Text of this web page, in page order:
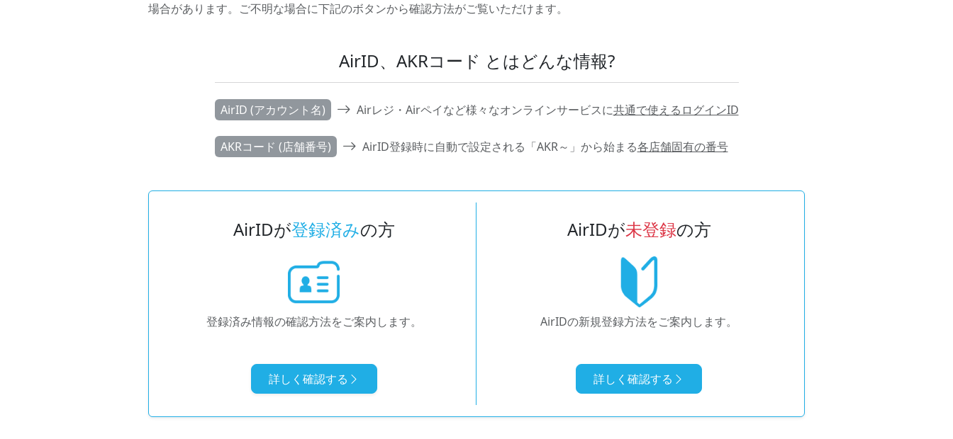
場合があります。ご不明な場合に下記のボタンから確認方法がご覧いただけます。
AirID、AKRコード とはどんな情報?
AirID (アカウント名) Airレジ・Airペイなど様々なオンラインサービスに共通で使えるログインID
AKRコード (店舗番号) AirID登録時に自動で設定される「AKR～」から始まる各店舗固有の番号
AirIDが登録済みの方
登録済み情報の確認方法をご案内します。
詳しく確認する
AirIDが未登録の方
AirIDの新規登録方法をご案内します。
詳しく確認する